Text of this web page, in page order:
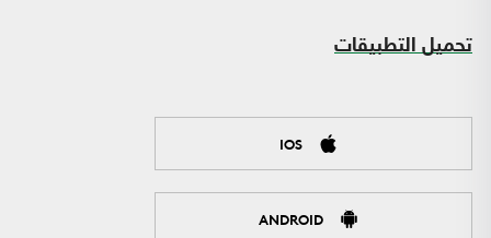
تحميل التطبيقات
IOS
ANDROID